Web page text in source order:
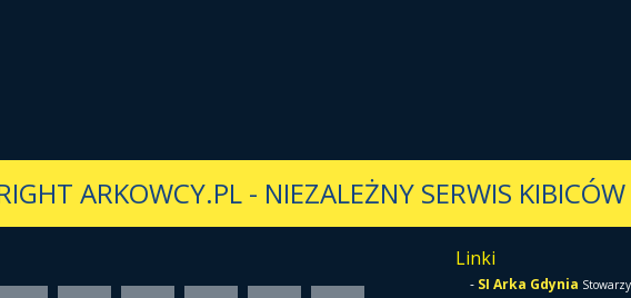
ARKOWCY.PL - NIEZALEŻNY SERWIS
Linki
- SI Arka Gdynia